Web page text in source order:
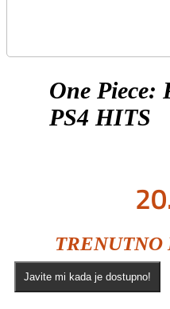
One Piece:
PS4 HITS
TRENUTNO
Javite mi kada je dostupno!